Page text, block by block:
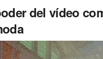
del vídeo